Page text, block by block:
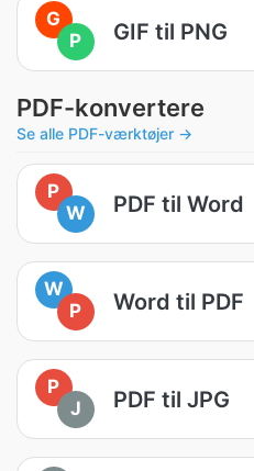
G
P
GIF til PNG
PDF-konvertere
Se alle PDF-værktøjer →
P
W
PDF til Word
W
P
Word til PDF
P
J
PDF til JPG